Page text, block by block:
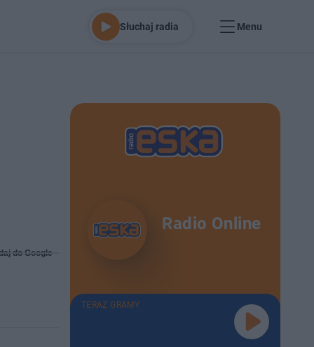
Słuchaj radia Menu
do Google
Radio Online
TERAZ GRAMY